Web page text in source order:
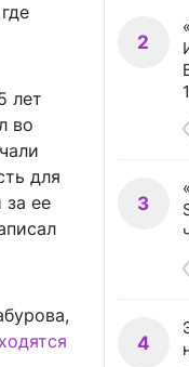
лет
во
для
за ее
2
3
4